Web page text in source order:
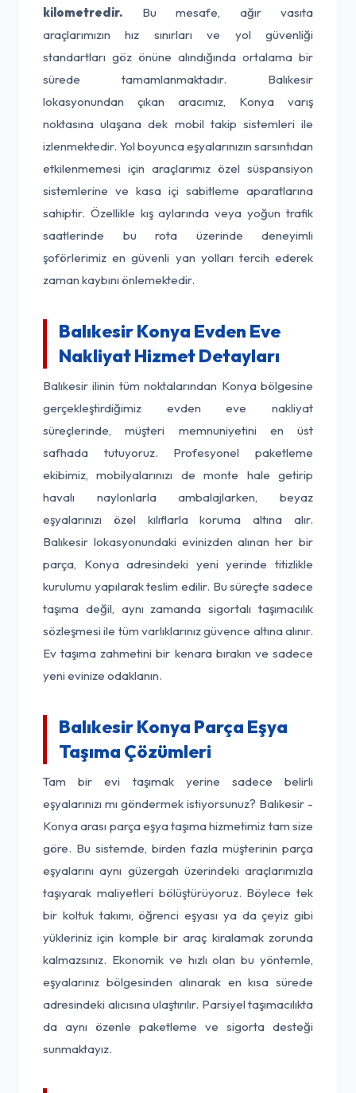
kilometredir. Bu mesafe, ağır vasıta
araçlarımızın hız sınırları ve yol güvenliği
standartları göz önüne alındığında ortalama bir
sürede tamamlanmaktadır. Balıkesir
lokasyonundan çıkan aracımız, Konya varış
noktasına ulaşana dek mobil takip sistemleri ile
izlenmektedir. Yol boyunca eşyalarınızın sarsıntıdan
etkilenmemesi için araçlarımız özel süspansiyon
sistemlerine ve kasa içi sabitleme aparatlarına
sahiptir. Özellikle kış aylarında veya yoğun trafik
saatlerinde bu rota üzerinde deneyimli
şoförlerimiz en güvenli yan yolları tercih ederek
zaman kaybını önlemektedir.
Balıkesir Konya Evden Eve
Nakliyat Hizmet Detayları
Balıkesir ilinin tüm noktalarından Konya bölgesine
gerçekleştirdiğimiz evden eve nakliyat
süreçlerinde, müşteri memnuniyetini en üst
safhada tutuyoruz. Profesyonel paketleme
ekibimiz, mobilyalarınızı de monte hale getirip
havalı naylonlarla ambalajlarken, beyaz
eşyalarınızı özel kılıflarla koruma altına alır.
Balıkesir lokasyonundaki evinizden alınan her bir
parça, Konya adresindeki yeni yerinde titizlikle
kurulumu yapılarak teslim edilir. Bu süreçte sadece
taşıma değil, aynı zamanda sigortalı taşımacılık
sözleşmesi ile tüm varlıklarınız güvence altına alınır.
Ev taşıma zahmetini bir kenara bırakın ve sadece
yeni evinize odaklanın.
Balıkesir Konya Parça Eşya
Taşıma Çözümleri
Tam bir evi taşımak yerine sadece belirli
eşyalarınızı mı göndermek istiyorsunuz? Balıkesir -
Konya arası parça eşya taşıma hizmetimiz tam size
göre. Bu sistemde, birden fazla müşterinin parça
eşyalarını aynı güzergah üzerindeki araçlarımızla
taşıyarak maliyetleri bölüştürüyoruz. Böylece tek
bir koltuk takımı, öğrenci eşyası ya da çeyiz gibi
yükleriniz için komple bir araç kiralamak zorunda
kalmazsınız. Ekonomik ve hızlı olan bu yöntemle,
eşyalarınız bölgesinden alınarak en kısa sürede
adresindeki alıcısına ulaştırılır. Parsiyel taşımacılıkta
da aynı özenle paketleme ve sigorta desteği
sunmaktayız.